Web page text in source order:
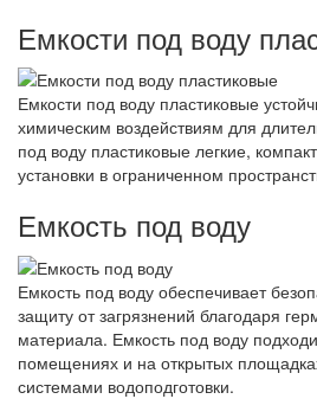
Емкости под воду
Емкости под воду пластиковые
химическим воздействиям для
под воду пластиковые легкие,
установки в ограниченном
Емкость под воду
Емкость под воду обеспечивает
защиту от загрязнений благодаря
материала. Емкость под воду
помещениях и на открытых
системами водоподготовки.